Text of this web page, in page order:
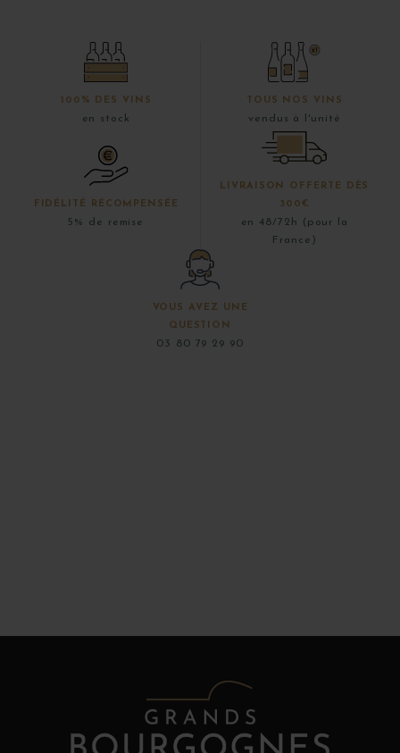
100% DES VINS
en stock
TOUS NOS VINS
vendus à l'unité
FIDÉLITÉ RÉCOMPENSÉE
5% de remise
LIVRAISON OFFERTE DÈS
300€
en 48/72h (pour la
France)
VOUS AVEZ UNE
QUESTION
03 80 79 29 90